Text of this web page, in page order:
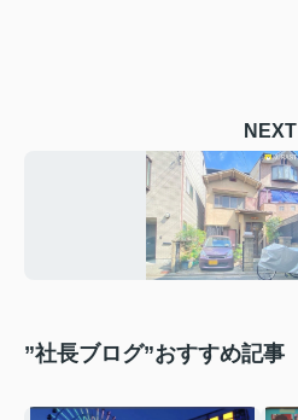
NEXT
”社長ブログ”おすすめ記事